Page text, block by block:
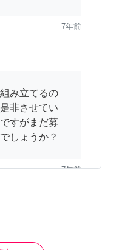
7年前
み立てるの
非させてい
すがまだ募
しょうか？
7年前